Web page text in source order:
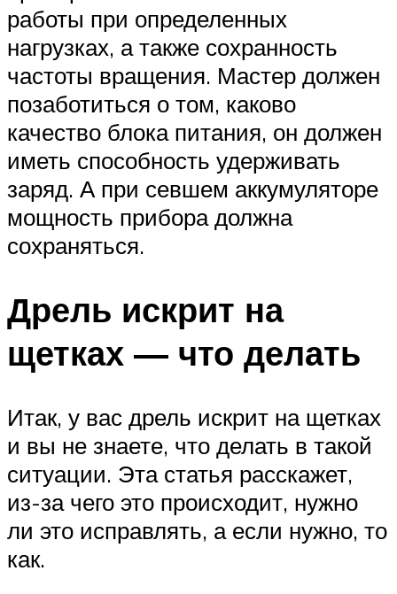
работы при определенных
нагрузках, а также сохранность
частоты вращения. Мастер должен
позаботиться о том, каково
качество блока питания, он должен
иметь способность удерживать
заряд. А при севшем аккумуляторе
мощность прибора должна
сохраняться.
Дрель искрит на
щетках — что делать
Итак, у вас дрель искрит на щетках
и вы не знаете, что делать в такой
ситуации. Эта статья расскажет,
из-за чего это происходит, нужно
ли это исправлять, а если нужно, то
как.